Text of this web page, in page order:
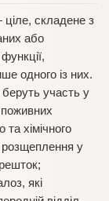
складене з
або
одного із них.
участь у
поживних
та хімічного
розщеплення у
які